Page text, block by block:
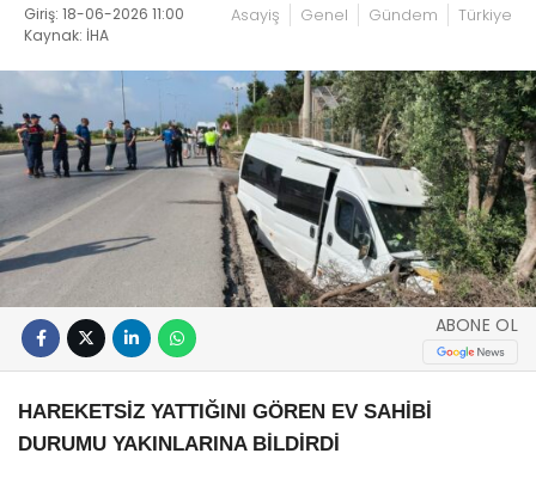
Giriş: 18-06-2026 11:00
Kaynak: İHA
Asayiş Genel Gündem Türkiye
ABONE OL
HAREKETSİZ YATTIĞINI GÖREN EV SAHİBİ
DURUMU YAKINLARINA BİLDİRDİ